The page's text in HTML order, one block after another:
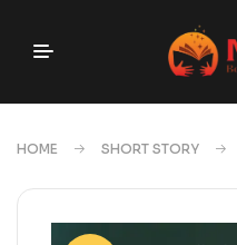
HOME SHORT STORY